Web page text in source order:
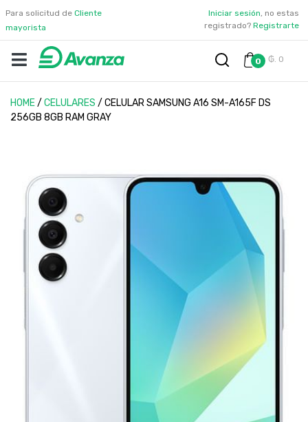
Para solicitud de Cliente
mayorista
Iniciar sesión, no estas
registrado? Registrarte
0 ₲. 0
HOME/ CELULARES / CELULAR SAMSUNG A16 SM-A165F DS
256GB 8GB RAM GRAY